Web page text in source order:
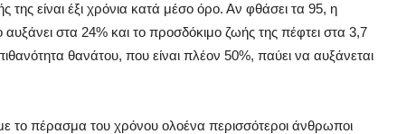
είναι έξι χρόνια κατά μέσο όρο. Αν φθάσει τα 95, η
στα 24% και το προσδόκιμο ζωής της πέφτει στα 3,7
θανάτου, που είναι πλέον 50%, παύει να αυξάνεται
το πέρασμα του χρόνου ολοένα περισσότεροι άνθρωποι